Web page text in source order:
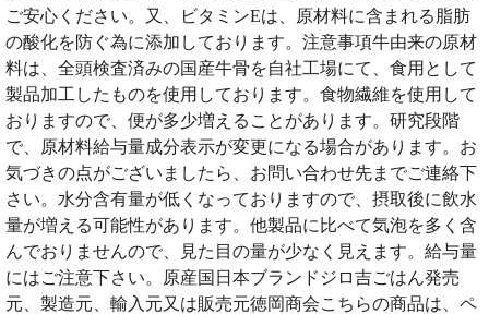
ご安心ください。又、ビタミンEは、原材料に含まれる脂肪
の酸化を防ぐ為に添加しております。注意事項牛由来の原材
料は、全頭検査済みの国産牛骨を自社工場にて、食用として
製品加工したものを使用しております。食物繊維を使用して
おりますので、便が多少増えることがあります。研究段階
で、原材料給与量成分表示が変更になる場合があります。お
気づきの点がございましたら、お問い合わせ先までご連絡下
さい。水分含有量が低くなっておりますので、摂取後に飲水
量が増える可能性があります。他製品に比べて気泡を多く含
んでおりませんので、見た目の量が少なく見えます。給与量
にはご注意下さい。原産国日本ブランドジロ吉ごはん発売
元、製造元、輸入元又は販売元徳岡商会こちらの商品は、ペ